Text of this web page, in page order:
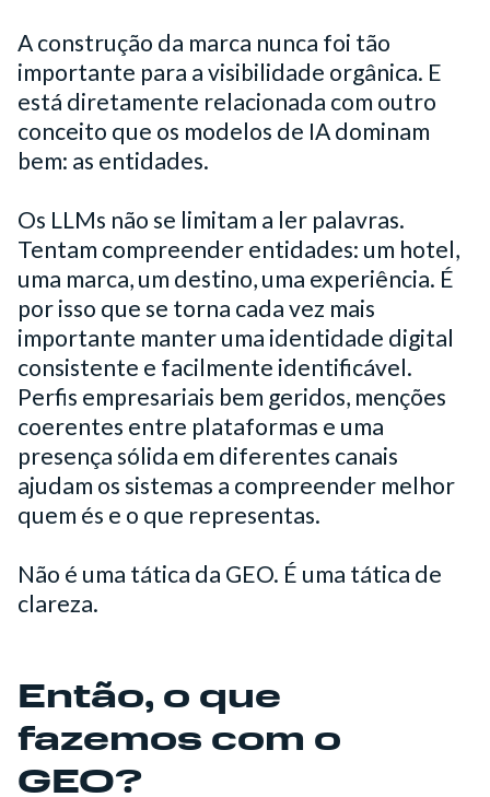
A construção da marca nunca foi tão
importante para a visibilidade orgânica. E
está diretamente relacionada com outro
conceito que os modelos de IA dominam
bem: as entidades.
Os LLMs não se limitam a ler palavras.
Tentam compreender entidades: um hotel,
uma marca, um destino, uma experiência. É
por isso que se torna cada vez mais
importante manter uma identidade digital
consistente e facilmente identificável.
Perfis empresariais bem geridos, menções
coerentes entre plataformas e uma
presença sólida em diferentes canais
ajudam os sistemas a compreender melhor
quem és e o que representas.
Não é uma tática da GEO. É uma tática de
clareza.
Então, o que
fazemos com o
GEO?